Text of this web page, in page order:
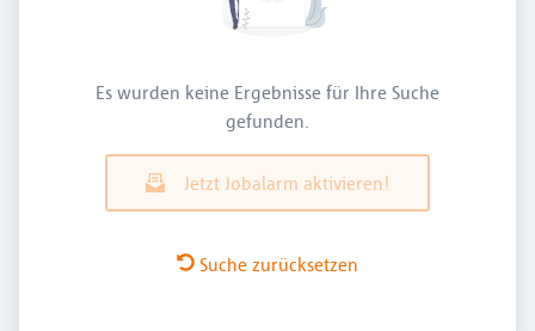
Es wurden keine Ergebnisse für Ihre Suche
gefunden.
Jetzt Jobalarm aktivieren!
Suche zurücksetzen